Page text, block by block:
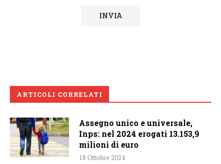
ARTICOLI CORRELATI
Assegno unico e universale,
Inps: nel 2024 erogati 13.153,9
milioni di euro
18 Ottobre 2024